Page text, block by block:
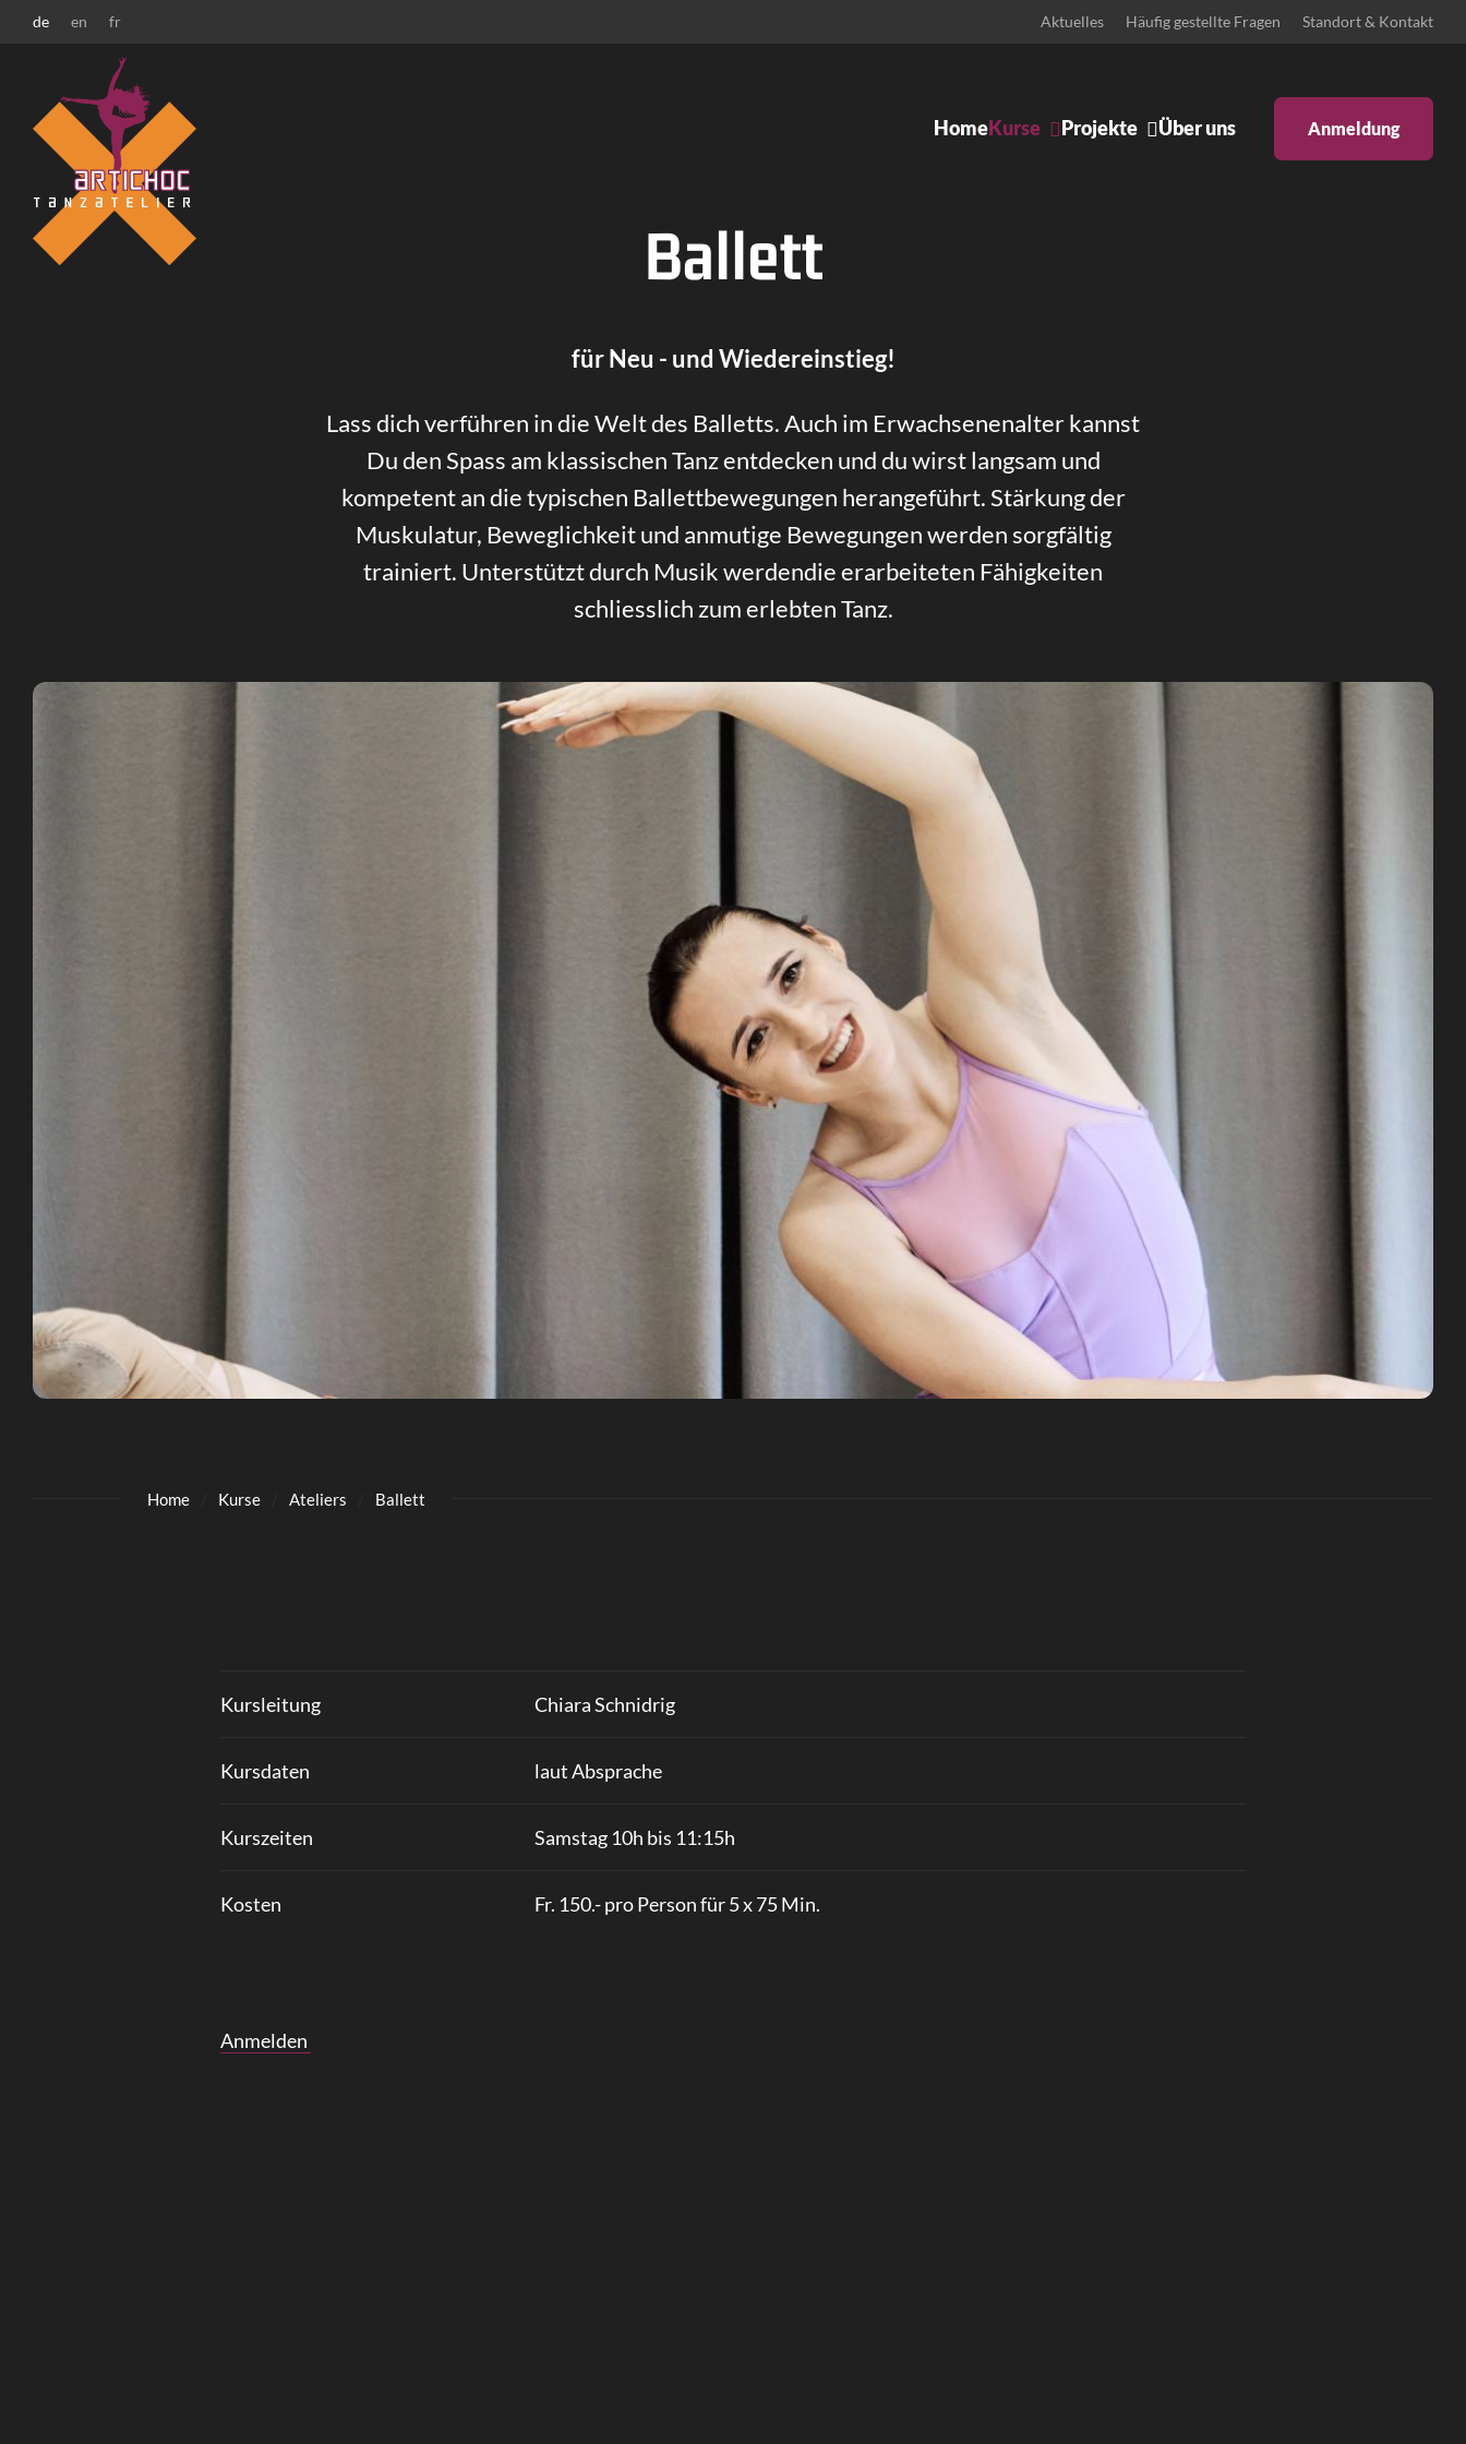
Zur Startseite
Zur Hauptnavigation
Zur Suche
Zum Hauptinhalt
Zum Fussbereich
de en fr Aktuelles Häufig gestellte Fragen Standort & Kontakt
HomeKurse
Kids Dance
Modern Dance
Contemporary Dance
Hip Hop
Salsa & Cuban Latin Mix
Flamenco
Projekte Über uns Anmeldung
Ballett
für Neu - und Wiedereinstieg!
Lass dich verführen in die Welt des Balletts. Auch im Erwachsenenalter kannst
Du den Spass am klassischen Tanz entdecken und du wirst langsam und
kompetent an die typischen Ballettbewegungen herangeführt. Stärkung der
Muskulatur, Beweglichkeit und anmutige Bewegungen werden sorgfältig
trainiert. Unterstützt durch Musik werdendie erarbeiteten Fähigkeiten
schliesslich zum erlebten Tanz.
Home Kurse Ateliers Ballett
Kursleitung Chiara Schnidrig
Kursdaten laut Absprache
Kurszeiten Samstag 10h bis 11:15h
Kosten Fr. 150.- pro Person für 5 x 75 Min.
Anmelden